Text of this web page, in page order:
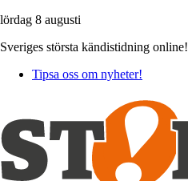
lördag 8 augusti
Sveriges största kändistidning online!
Tipsa oss om nyheter!